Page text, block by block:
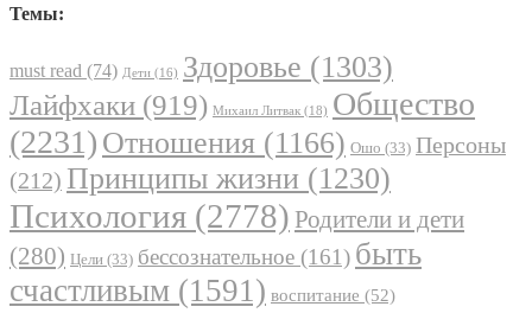
Темы:
must read (74) Дети (16) Здоровье (1303)
Лайфхаки (919) Михаил Литвак (18) Общество
(2231) Отношения (1166) Ошо (33) Персоны
(212) Принципы жизни (1230)
Психология (2778) Родители и дети
(280) Цели (33) бессознательное (161) быть
счастливым (1591) воспитание (52)